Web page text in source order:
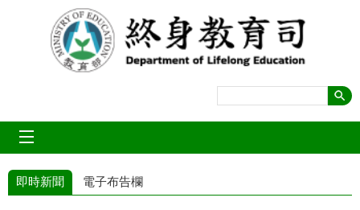
跳到主要內容區塊
即時新聞 電子布告欄